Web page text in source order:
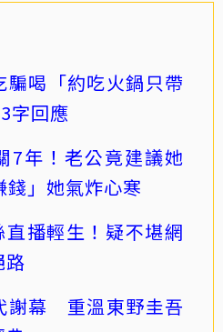
騙喝「約吃火鍋只帶
字回應
7年！老公竟建議她
錢」她氣炸心寒
直播輕生！疑不堪網
路
謝幕 重溫東野圭吾